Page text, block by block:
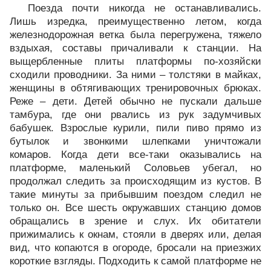
Поезда почти никогда не останавливались.
Лишь изредка, преимущественно летом, когда
железнодорожная ветка была перегружена, тяжело
вздыхая, составы причаливали к станции. На
выщербленные плиты платформы по-хозяйски
сходили проводники. За ними – толстяки в майках,
женщины в обтягивающих тренировочных брюках.
Реже – дети. Детей обычно не пускали дальше
тамбура, где они рвались из рук задумчивых
бабушек. Взрослые курили, пили пиво прямо из
бутылок и звонкими шлепками уничтожали
комаров. Когда дети все-таки оказывались на
платформе, маленький Соловьев убегал, но
продолжал следить за происходящим из кустов. В
такие минуты за прибывшим поездом следил не
только он. Все шесть окружавших станцию домов
обращались в зрение и слух. Их обитатели
прижимались к окнам, стояли в дверях или, делая
вид, что копаются в огороде, бросали на приезжих
короткие взгляды. Подходить к самой платформе не